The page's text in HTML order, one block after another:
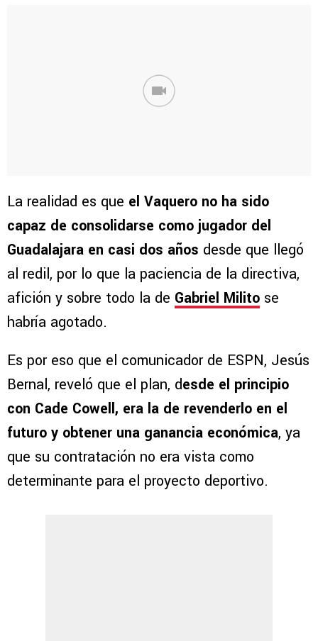
La realidad es que el Vaquero no ha sido
capaz de consolidarse como jugador del
Guadalajara en casi dos años desde que llegó
al redil, por lo que la paciencia de la directiva,
afición y sobre todo la de Gabriel Milito se
habría agotado.
Es por eso que el comunicador de ESPN, Jesús
Bernal, reveló que el plan, desde el principio
con Cade Cowell, era la de revenderlo en el
futuro y obtener una ganancia económica, ya
que su contratación no era vista como
determinante para el proyecto deportivo.